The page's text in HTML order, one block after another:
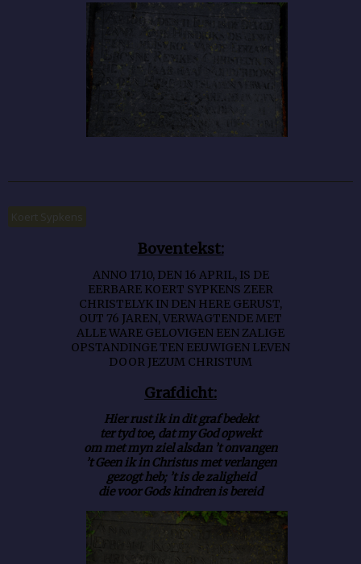
Koert Sypkens
Boventekst:
ANNO 1710, DEN 16 APRIL, IS DE
EERBARE KOERT SYPKENS ZEER
CHRISTELYK IN DEN HERE GERUST,
OUT 76 JAREN, VERWAGTENDE MET
ALLE WARE GELOVIGEN EEN ZALIGE
OPSTANDINGE TEN EEUWIGEN LEVEN
DOOR JEZUM CHRISTUM
Grafdicht:
Hier rust ik in dit graf bedekt
ter tyd toe, dat my God opwekt
om met myn ziel alsdan ’t onvangen
’t Geen ik in Christus met verlangen
gezogt heb; ’t is de zaligheid
die voor Gods kindren is bereid